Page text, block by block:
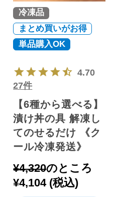
冷凍品
まとめ買いがお得
単品購入OK
4.70
27件
【6種から選べる】
漬け丼の具 解凍し
てのせるだけ 《ク
ール冷凍発送》
¥4,320のところ
¥4,104 税込